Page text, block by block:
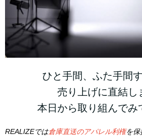
ひと手間、ふた手間
売り上げに直結し
本日から取り組んでみ
REALIZEでは倉庫直送のアパレル利権を保